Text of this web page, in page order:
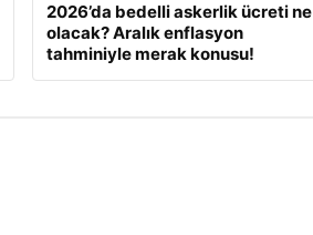
2026’da bedelli askerlik ücreti ne
olacak? Aralık enflasyon
tahminiyle merak konusu!